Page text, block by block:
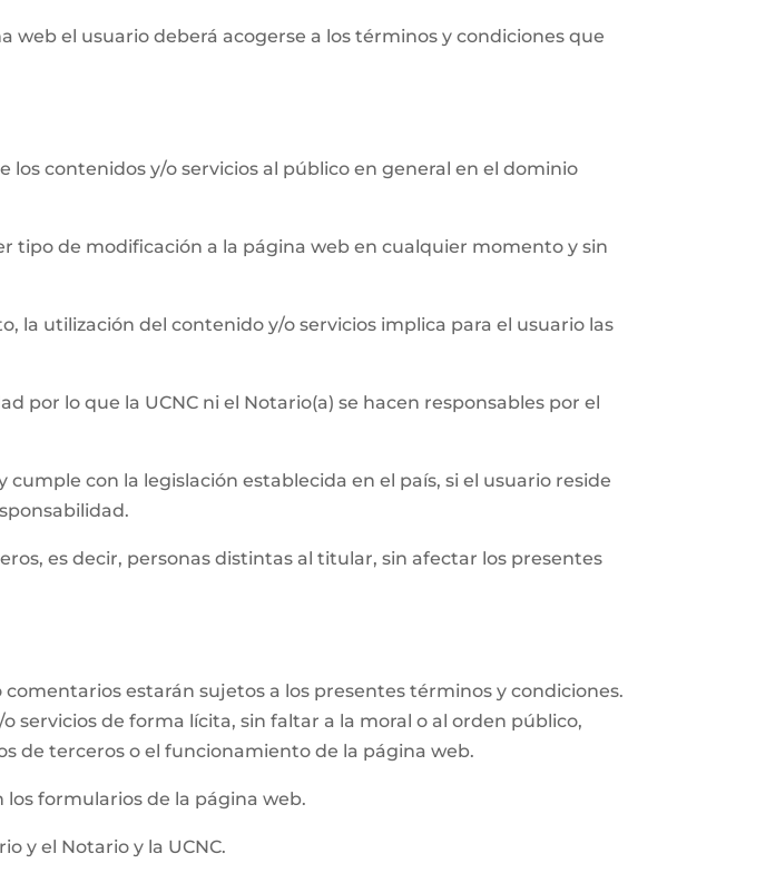
web el usuario deberá acogerse a los términos y condiciones que
contenidos y/o servicios al público en general en el dominio
tipo de modificación a la página web en cualquier momento y sin
la utilización del contenido y/o servicios implica para el usuario las
por lo que la UCNC ni el Notario(a) se hacen responsables por el
con la legislación establecida en el país, si el usuario reside
es decir, personas distintas al titular, sin afectar los presentes
estarán sujetos a los presentes términos y condiciones.
servicios de forma lícita, sin faltar a la moral o al orden público,
de terceros o el funcionamiento de la página web.
formularios de la página web.
y el Notario y la UCNC.